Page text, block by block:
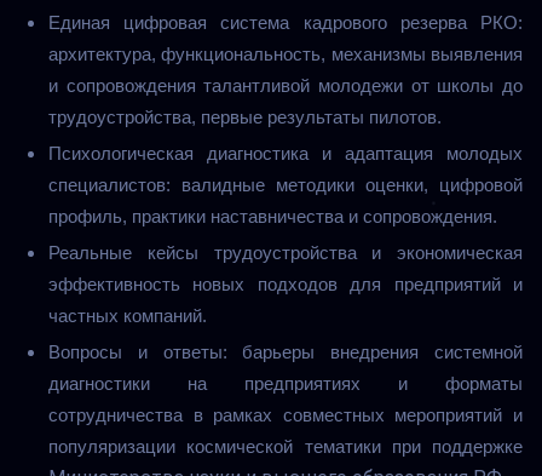
Единая цифровая система кадрового резерва РКО:
архитектура, функциональность, механизмы выявления
и сопровождения талантливой молодежи от школы до
трудоустройства, первые результаты пилотов.
Психологическая диагностика и адаптация молодых
специалистов: валидные методики оценки, цифровой
профиль, практики наставничества и сопровождения.
Реальные кейсы трудоустройства и экономическая
эффективность новых подходов для предприятий и
частных компаний.
Вопросы и ответы: барьеры внедрения системной
диагностики на предприятиях и форматы
сотрудничества в рамках совместных мероприятий и
популяризации космической тематики при поддержке